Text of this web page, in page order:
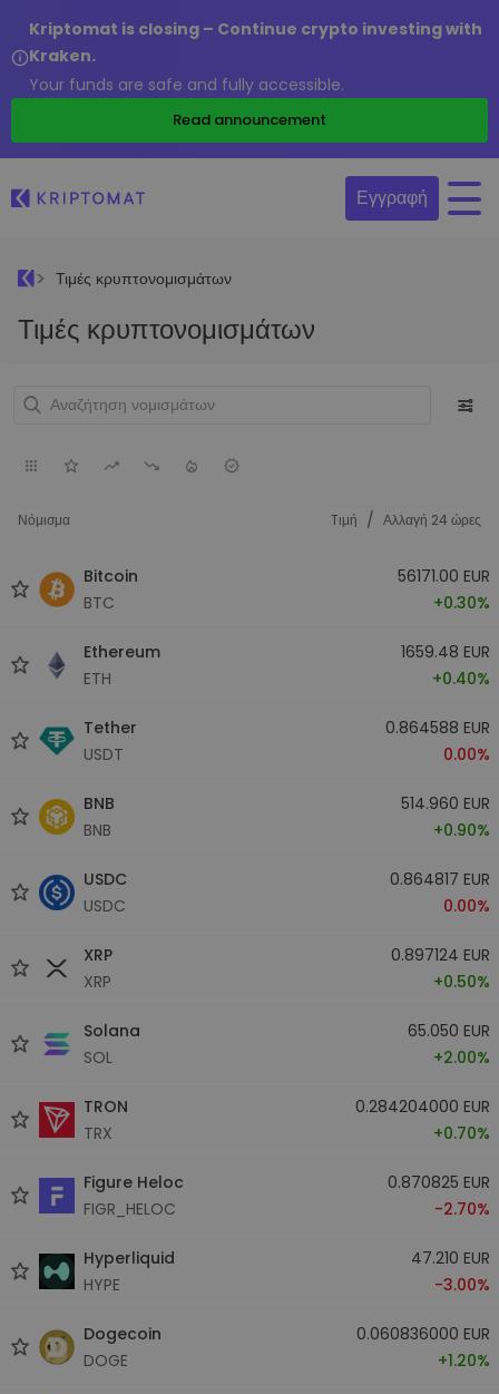
Kriptomat is closing – Continue crypto investing with
Kraken.
Your funds are safe and fully accessible.
Read announcement
Εγγραφή
Τιμές κρυπτονομισμάτων
Τιμές κρυπτονομισμάτων
Νόμισμα Tιμή / Αλλαγή 24 ώρες
Bitcoin
BTC
56171.00 EUR
+0.30%
Ethereum
ETH
1659.48 EUR
+0.40%
Tether
USDT
0.864588 EUR
0.00%
BNB
BNB
514.960 EUR
+0.90%
USDC
USDC
0.864817 EUR
0.00%
XRP
XRP
0.897124 EUR
+0.50%
Solana
SOL
65.050 EUR
+2.00%
TRON
TRX
0.284204000 EUR
+0.70%
Figure Heloc
FIGR_HELOC
0.870825 EUR
-2.70%
Hyperliquid
HYPE
47.210 EUR
-3.00%
Dogecoin
DOGE
0.060836000 EUR
+1.20%